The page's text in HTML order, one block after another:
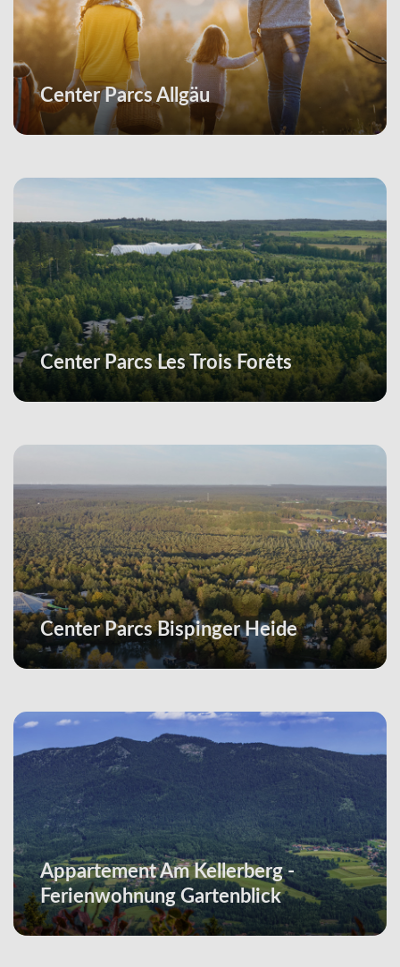
Center Parcs Allgäu
Center Parcs Les Trois Forêts
Center Parcs Bispinger Heide
Appartement Am Kellerberg -
Ferienwohnung Gartenblick